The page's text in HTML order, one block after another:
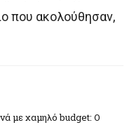
που ακολούθησαν,
με χαμηλό budget: Ο